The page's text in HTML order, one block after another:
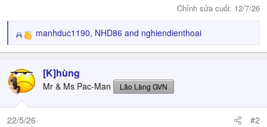
Chỉnh sửa cuối: 12/7/26
R
e
c
t
i
o
n
manhduc1190, NHD86 and nghiendienthoai
[K]hùng
Mr & Ms Pac-Man Lão Làng GVN
22/5/26 #2